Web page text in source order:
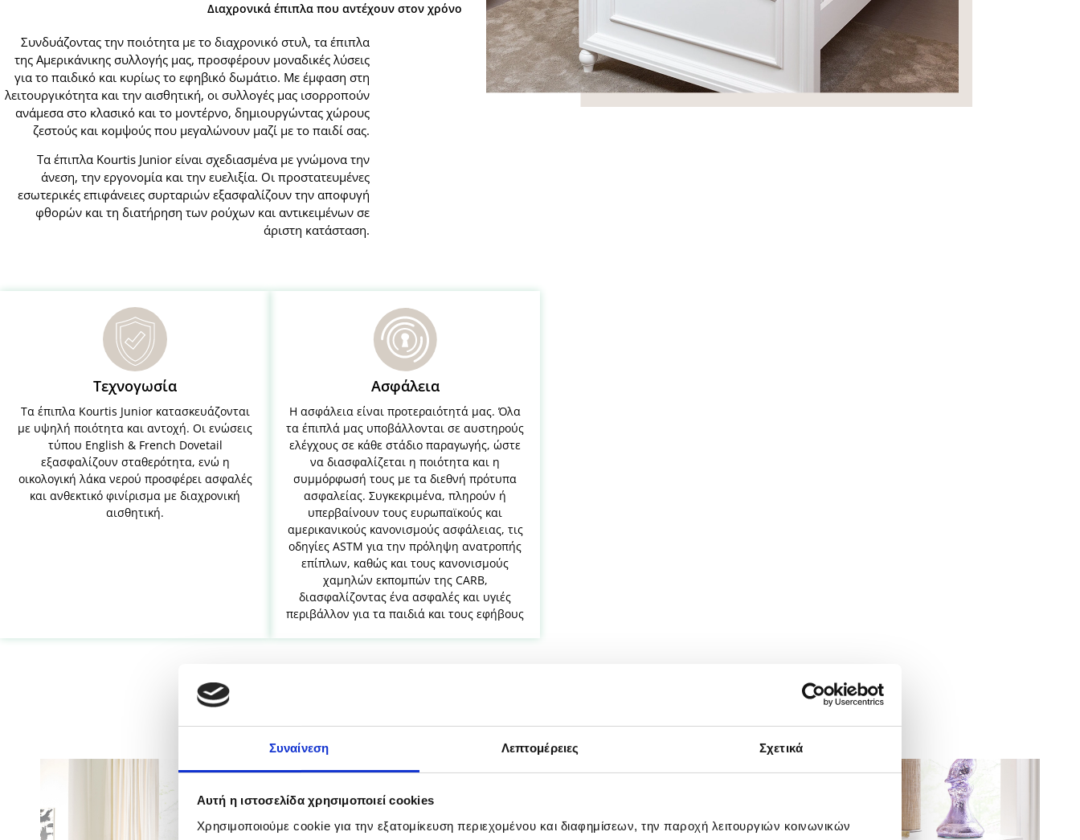
Συναίνεση Λεπτομέρειες Σχετικά
Αυτή η ιστοσελίδα χρησιμοποιεί cookies
Χρησιμοποιούμε cookie για την εξατομίκευση περιεχομένου και διαφημίσεων, την παροχή λειτουργιών κοινωνικών
Διαχρονικά έπιπλα που αντέχουν στον χρόνο
Συνδυάζοντας την ποιότητα με το διαχρονικό στυλ, τα έπιπλα
της Αμερικάνικης συλλογής μας, προσφέρουν μοναδικές λύσεις
για το παιδικό και κυρίως το εφηβικό δωμάτιο. Με έμφαση στη
λειτουργικότητα και την αισθητική, οι συλλογές μας ισορροπούν
ανάμεσα στο κλασικό και το μοντέρνο, δημιουργώντας χώρους
ζεστούς και κομψούς που μεγαλώνουν μαζί με το παιδί σας.
Τα έπιπλα Kourtis Junior είναι σχεδιασμένα με γνώμονα την
άνεση, την εργονομία και την ευελιξία. Οι προστατευμένες
εσωτερικές επιφάνειες συρταριών εξασφαλίζουν την αποφυγή
φθορών και τη διατήρηση των ρούχων και αντικειμένων σε
άριστη κατάσταση.
Τεχνογωσία
Τα έπιπλα Kourtis Junior κατασκευάζονται
με υψηλή ποιότητα και αντοχή. Οι ενώσεις
τύπου English & French Dovetail
εξασφαλίζουν σταθερότητα, ενώ η
οικολογική λάκα νερού προσφέρει ασφαλές
και ανθεκτικό φινίρισμα με διαχρονική
αισθητική.
Ασφάλεια
Η ασφάλεια είναι προτεραιότητά μας. Όλα
τα έπιπλά μας υποβάλλονται σε αυστηρούς
ελέγχους σε κάθε στάδιο παραγωγής, ώστε
να διασφαλίζεται η ποιότητα και η
συμμόρφωσή τους με τα διεθνή πρότυπα
ασφαλείας. Συγκεκριμένα, πληρούν ή
υπερβαίνουν τους ευρωπαϊκούς και
αμερικανικούς κανονισμούς ασφάλειας, τις
οδηγίες ASTM για την πρόληψη ανατροπής
επίπλων, καθώς και τους κανονισμούς
χαμηλών εκπομπών της CARB,
διασφαλίζοντας ένα ασφαλές και υγιές
περιβάλλον για τα παιδιά και τους εφήβους